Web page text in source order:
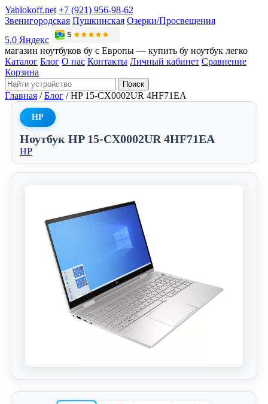
Yablokoff.net +7 (921) 956-98-62
Звенигородская Пушкинская Озерки/Просвещения
5.0 Яндекс
магазин ноутбуков бу с Европы — купить бу ноутбук легко
Каталог Блог О нас Контакты Личный кабинет Сравнение
Корзина
Поиск
Главная / Блог / HP 15-CX0002UR 4HF71EA
HP
Ноутбук HP 15-CX0002UR 4HF71EA
HP